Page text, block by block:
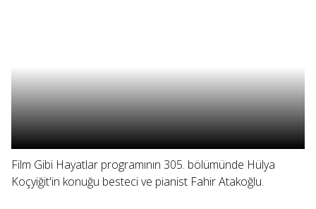
Film Gibi Hayatlar programının 305. bölümünde Hülya
Koçyiğit'in konuğu besteci ve pianist Fahir Atakoğlu.